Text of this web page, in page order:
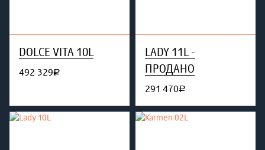
DOLCE VITA 10L
492 329руб.
LADY 11L -
ПРОДАНО
291 470руб.